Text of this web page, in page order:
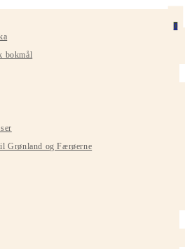
bokmål
Grønland og Færøerne
0